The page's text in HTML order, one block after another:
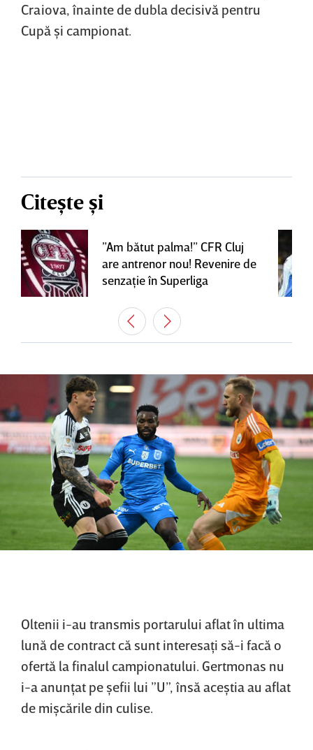
Craiova, înainte de dubla decisivă pentru
Cupă şi campionat.
Citește și
”Am bătut palma!” CFR Cluj
are antrenor nou! Revenire de
senzaţie în Superliga
Oltenii i-au transmis portarului aflat în ultima
lună de contract că sunt interesaţi să-i facă o
ofertă la finalul campionatului. Gertmonas nu
i-a anunţat pe şefii lui ”U”, însă aceştia au aflat
de mişcările din culise.